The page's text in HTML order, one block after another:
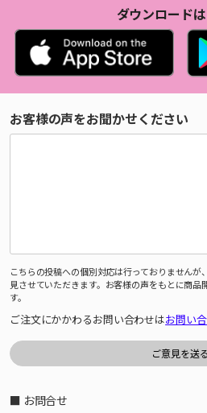
ダウンロード
お客様の声をお聞かせください
こちらの投稿への個別対応は行っておりません
見させていただきます。お客様の声をもとに商品
す。
ご注文にかかわるお問い合わせはお問い
■ お問合せ